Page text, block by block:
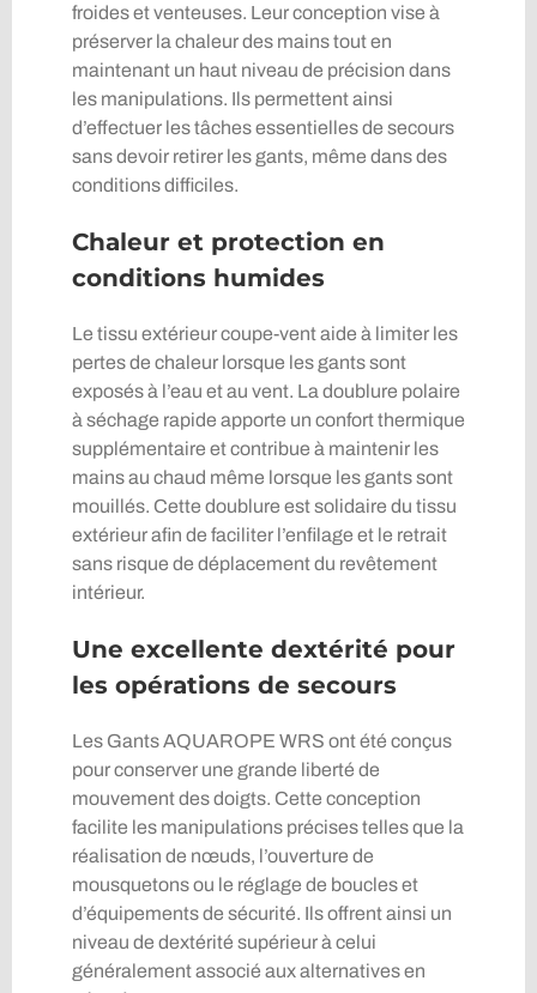
froides et venteuses. Leur conception vise à
préserver la chaleur des mains tout en
maintenant un haut niveau de précision dans
les manipulations. Ils permettent ainsi
d’effectuer les tâches essentielles de secours
sans devoir retirer les gants, même dans des
conditions difficiles.
Chaleur et protection en
conditions humides
Le tissu extérieur coupe-vent aide à limiter les
pertes de chaleur lorsque les gants sont
exposés à l’eau et au vent. La doublure polaire
à séchage rapide apporte un confort thermique
supplémentaire et contribue à maintenir les
mains au chaud même lorsque les gants sont
mouillés. Cette doublure est solidaire du tissu
extérieur afin de faciliter l’enfilage et le retrait
sans risque de déplacement du revêtement
intérieur.
Une excellente dextérité pour
les opérations de secours
Les Gants AQUAROPE WRS ont été conçus
pour conserver une grande liberté de
mouvement des doigts. Cette conception
facilite les manipulations précises telles que la
réalisation de nœuds, l’ouverture de
mousquetons ou le réglage de boucles et
d’équipements de sécurité. Ils offrent ainsi un
niveau de dextérité supérieur à celui
généralement associé aux alternatives en